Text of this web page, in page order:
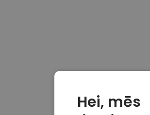
Hei, mēs